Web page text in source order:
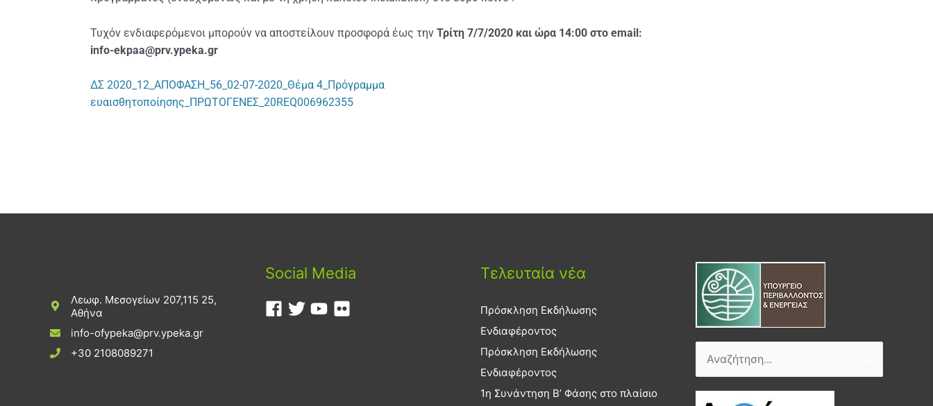
Τυχόν ενδιαφερόμενοι μπορούν να αποστείλουν προσφορά έως την Τρίτη 7/7/2020 και ώρα 14:00 στο email:
info-ekpaa@prv.ypeka.gr
ΔΣ 2020_12_ΑΠΟΦΑΣΗ_56_02-07-2020_Θέμα 4_Πρόγραμμα
ευαισθητοποίησης_ΠΡΩΤΟΓΕΝΕΣ_20REQ006962355
Λεωφ. Μεσογείων 207,115 25,
Αθήνα
info-ofypeka@prv.ypeka.gr
+30 2108089271
Social Media Τελευταία νέα
Πρόσκληση Εκδήλωσης
Ενδιαφέροντος
Πρόσκληση Εκδήλωσης
Ενδιαφέροντος
1η Συνάντηση Β’ Φάσης στο πλαίσιο
Αναζήτηση